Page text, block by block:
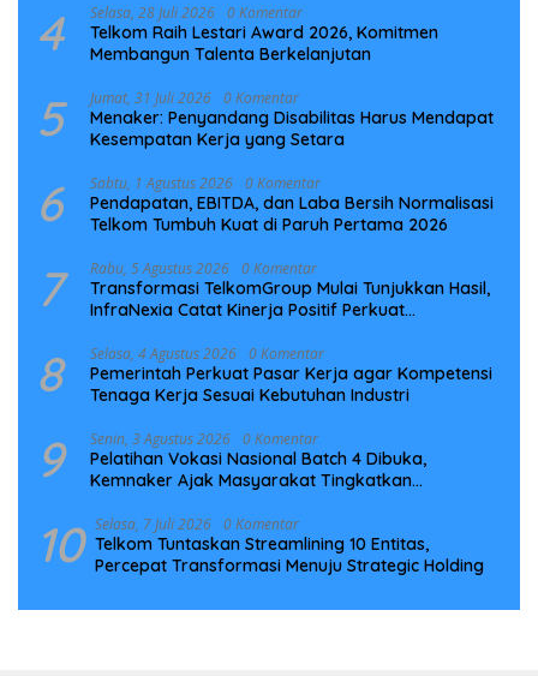
4 Selasa, 28 Juli 2026 0 Komentar
Telkom Raih Lestari Award 2026, Komitmen
Membangun Talenta Berkelanjutan
5 Jumat, 31 Juli 2026 0 Komentar
Menaker: Penyandang Disabilitas Harus Mendapat
Kesempatan Kerja yang Setara
6 Sabtu, 1 Agustus 2026 0 Komentar
Pendapatan, EBITDA, dan Laba Bersih Normalisasi
Telkom Tumbuh Kuat di Paruh Pertama 2026
7 Rabu, 5 Agustus 2026 0 Komentar
Transformasi TelkomGroup Mulai Tunjukkan Hasil,
InfraNexia Catat Kinerja Positif Perkuat
8 Selasa, 4 Agustus 2026 0 Komentar
Pemerintah Perkuat Pasar Kerja agar Kompetensi
Tenaga Kerja Sesuai Kebutuhan Industri
9 Senin, 3 Agustus 2026 0 Komentar
Pelatihan Vokasi Nasional Batch 4 Dibuka,
Kemnaker Ajak Masyarakat Tingkatkan
10 Selasa, 7 Juli 2026 0 Komentar
Telkom Tuntaskan Streamlining 10 Entitas,
Percepat Transformasi Menuju Strategic Holding